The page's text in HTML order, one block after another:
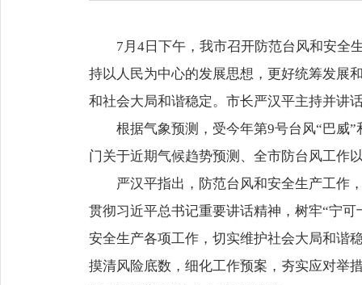
7月4日下午，我市召开防范台风和安全
持以人民为中心的发展思想，更好统筹发展
和社会大局和谐稳定。市长严汉平主持并讲
根据气象预测，受今年第9号台风“巴威
门关于近期气候趋势预测、全市防台风工作
严汉平指出，防范台风和安全生产工作
贯彻习近平总书记重要讲话精神，树牢“宁
安全生产各项工作，切实维护社会大局和谐
摸清风险底数，细化工作预案，夯实应对举